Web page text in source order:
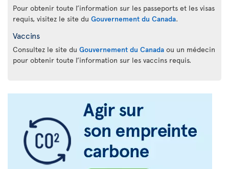
Pour obtenir toute l’information sur les passeports et les visas
requis, visitez le site du Gouvernement du Canada.
Vaccins
Consultez le site du Gouvernement du Canada ou un médecin
pour obtenir toute l’information sur les vaccins requis.